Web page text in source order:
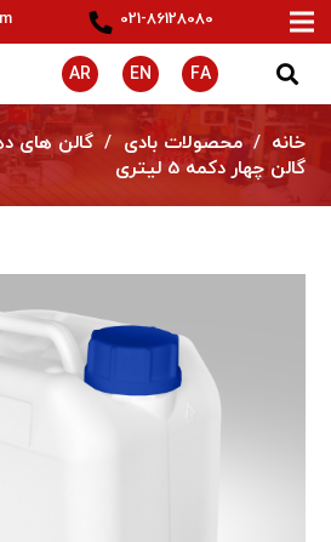
021-86128080
FA
EN
AR
خانه / محصولات بادی / گالن های
گالن چهار دكمه 5 ليتری